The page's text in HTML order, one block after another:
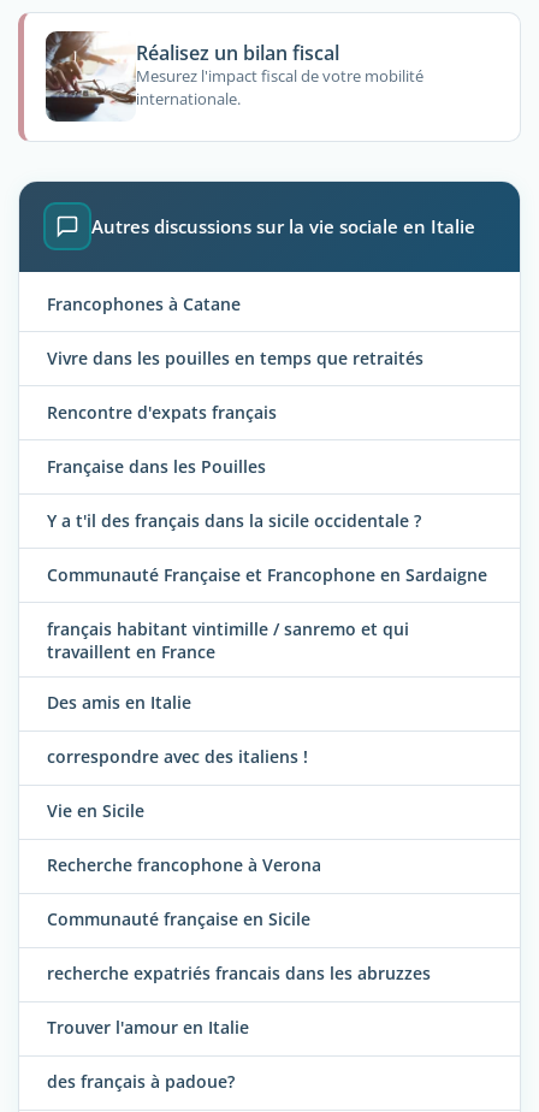
Réalisez un bilan fiscal
Mesurez l'impact fiscal de votre mobilité
internationale.
Autres discussions sur la vie sociale en Italie
Francophones à Catane
Vivre dans les pouilles en temps que retraités
Rencontre d'expats français
Française dans les Pouilles
Y a t'il des français dans la sicile occidentale ?
Communauté Française et Francophone en Sardaigne
français habitant vintimille / sanremo et qui
travaillent en France
Des amis en Italie
correspondre avec des italiens !
Vie en Sicile
Recherche francophone à Verona
Communauté française en Sicile
recherche expatriés francais dans les abruzzes
Trouver l'amour en Italie
des français à padoue?